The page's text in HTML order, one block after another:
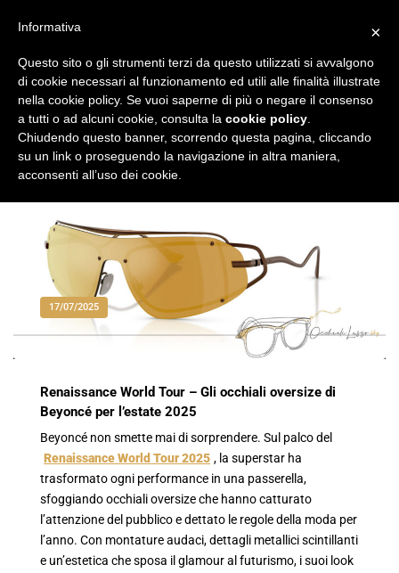
17/07/2025
Renaissance World Tour – Gli occhiali oversize di
Beyoncé per l’estate 2025
Beyoncé non smette mai di sorprendere. Sul palco del
Renaissance World Tour 2025 , la superstar ha
trasformato ogni performance in una passerella,
sfoggiando occhiali oversize che hanno catturato
l’attenzione del pubblico e dettato le regole della moda per
l’anno. Con montature audaci, dettagli metallici scintillanti
e un’estetica che sposa il glamour al futurismo, i suoi look
×
Informativa
Questo sito o gli strumenti terzi da questo utilizzati si avvalgono
di cookie necessari al funzionamento ed utili alle finalità illustrate
nella cookie policy. Se vuoi saperne di più o negare il consenso
a tutti o ad alcuni cookie, consulta la cookie policy
Chiudendo questo banner, scorrendo questa pagina, cliccando
su un link o proseguendo la navigazione in altra maniera,
acconsenti all’uso dei cookie.